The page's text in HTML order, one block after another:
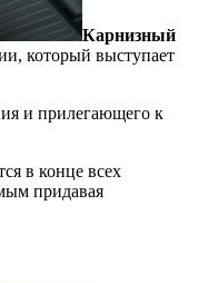
Карнизный
который выступает
и прилегающего к
в конце всех
придавая